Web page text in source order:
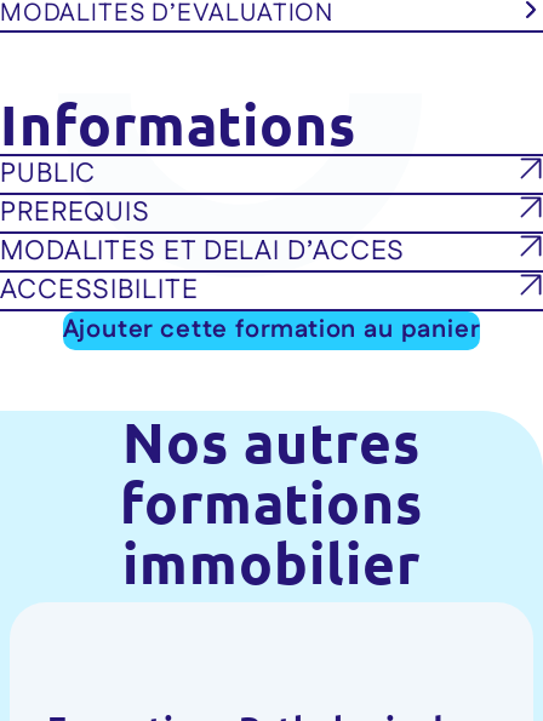
MODALITES D’EVALUATION
Informations
PUBLIC
PREREQUIS
MODALITES ET DELAI D’ACCES
ACCESSIBILITE
Ajouter cette formation au panier
Nos autres
formations
immobilier